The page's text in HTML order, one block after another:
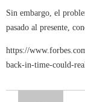
Sin embargo, el
pasado al presente,
https://
back-in-time-could-